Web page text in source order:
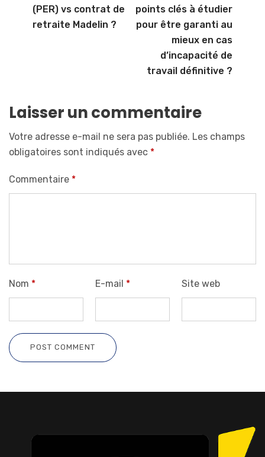
(PER) vs contrat de
retraite Madelin ?
points clés à étudier
pour être garanti au
mieux en cas
d’incapacité de
travail définitive ?
Laisser un commentaire
Votre adresse e-mail ne sera pas publiée. Les champs
obligatoires sont indiqués avec *
Commentaire *
Nom * E-mail * Site web
POST COMMENT